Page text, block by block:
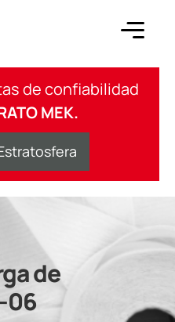
de confiabilidad
MEK.
de
06